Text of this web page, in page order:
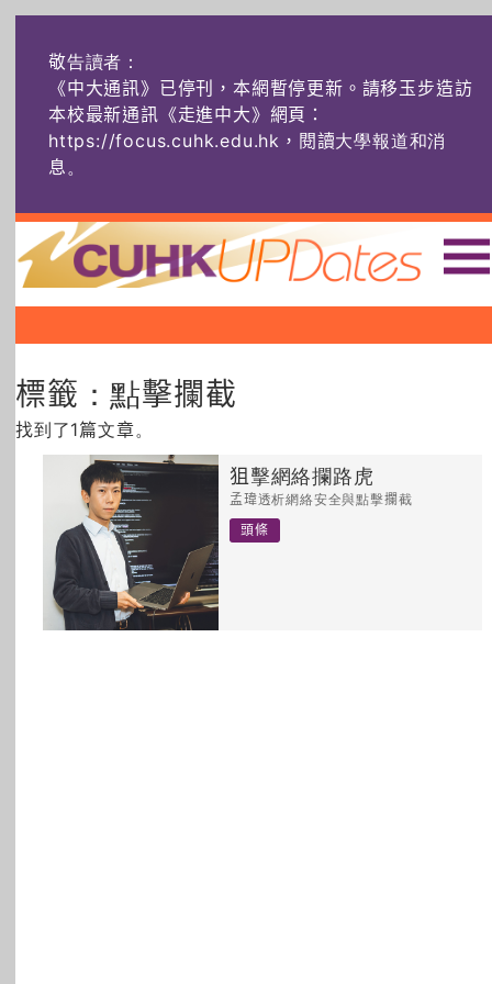
敬告讀者：
《中大通訊》已停刊，本網暫停更新。請移玉步造訪
本校最新通訊《走進中大》網頁：
https://focus.cuhk.edu.hk，閱讀大學報道和消
息。
主頁 |||
社創薈動 六物窺人
藝士匹靈 雅共賞
所有主題
標籤：點擊攔截
找到了1篇文章。
狙擊網絡攔路虎
孟瑋透析網絡安全與點擊攔截
頭條